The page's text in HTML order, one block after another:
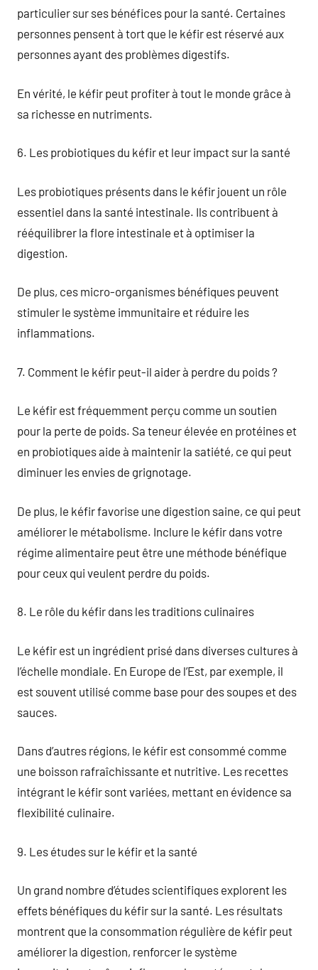
particulier sur ses bénéfices pour la santé. Certaines
personnes pensent à tort que le kéfir est réservé aux
personnes ayant des problèmes digestifs.
En vérité, le kéfir peut profiter à tout le monde grâce à
sa richesse en nutriments.
6. Les probiotiques du kéfir et leur impact sur la santé
Les probiotiques présents dans le kéfir jouent un rôle
essentiel dans la santé intestinale. Ils contribuent à
rééquilibrer la flore intestinale et à optimiser la
digestion.
De plus, ces micro-organismes bénéfiques peuvent
stimuler le système immunitaire et réduire les
inflammations.
7. Comment le kéfir peut-il aider à perdre du poids ?
Le kéfir est fréquemment perçu comme un soutien
pour la perte de poids. Sa teneur élevée en protéines et
en probiotiques aide à maintenir la satiété, ce qui peut
diminuer les envies de grignotage.
De plus, le kéfir favorise une digestion saine, ce qui peut
améliorer le métabolisme. Inclure le kéfir dans votre
régime alimentaire peut être une méthode bénéfique
pour ceux qui veulent perdre du poids.
8. Le rôle du kéfir dans les traditions culinaires
Le kéfir est un ingrédient prisé dans diverses cultures à
l’échelle mondiale. En Europe de l’Est, par exemple, il
est souvent utilisé comme base pour des soupes et des
sauces.
Dans d’autres régions, le kéfir est consommé comme
une boisson rafraîchissante et nutritive. Les recettes
intégrant le kéfir sont variées, mettant en évidence sa
flexibilité culinaire.
9. Les études sur le kéfir et la santé
Un grand nombre d’études scientifiques explorent les
effets bénéfiques du kéfir sur la santé. Les résultats
montrent que la consommation régulière de kéfir peut
améliorer la digestion, renforcer le système